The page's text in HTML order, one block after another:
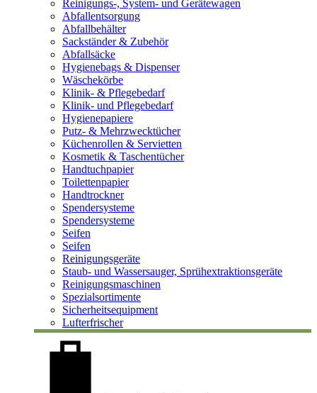
Reinigungs-, System- und Gerätewagen
Abfallentsorgung
Abfallbehälter
Sackständer & Zubehör
Abfallsäcke
Hygienebags & Dispenser
Wäschekörbe
Klinik- & Pflegebedarf
Klinik- und Pflegebedarf
Hygienepapiere
Putz- & Mehrzwecktücher
Küchenrollen & Servietten
Kosmetik & Taschentücher
Handtuchpapier
Toilettenpapier
Handtrockner
Spendersysteme
Spendersysteme
Seifen
Seifen
Reinigungsgeräte
Staub- und Wassersauger, Sprühextraktionsgeräte
Reinigungsmaschinen
Spezialsortimente
Sicherheitsequipment
Lufterfrischer